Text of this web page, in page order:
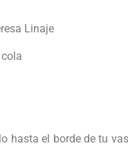
Linaje
hasta el borde de tu